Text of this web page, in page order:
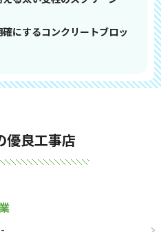
にするコンクリートブロッ
優良工事店
-